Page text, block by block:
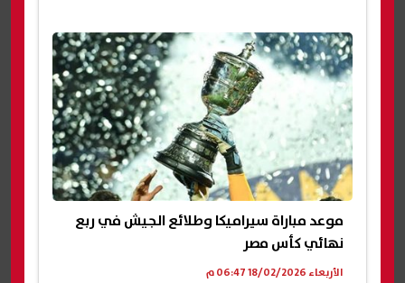
موعد مباراة سيراميكا وطلائع الجيش في ربع
نهائي كأس مصر
الأربعاء 18/02/2026 06:47 م